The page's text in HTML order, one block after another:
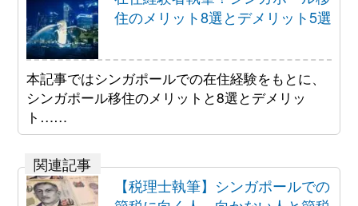
住のメリット8選とデメリット5選
本記事ではシンガポールでの在住経験をもとに、
シンガポール移住のメリットと8選とデメリッ
ト……
【税理士執筆】シンガポールでの